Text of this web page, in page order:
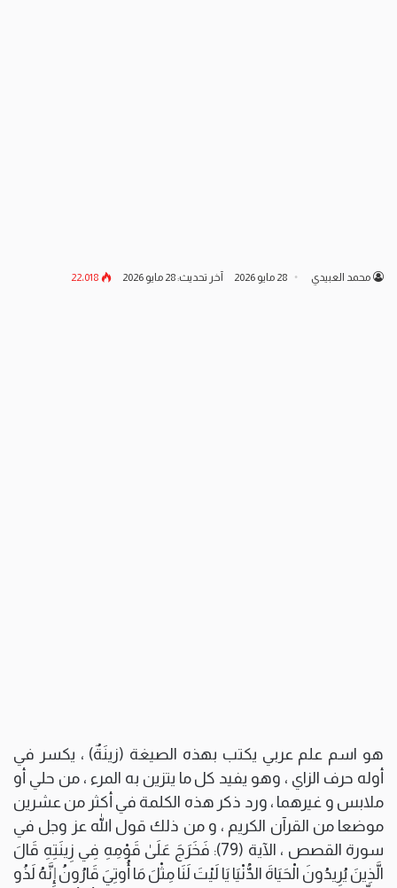
محمد العبيدي 28 مايو 2026 آخر تحديث: 28 مايو 2026 22٬018
هو اسم علم عربي يكتب بهذه الصيغة (زينَةٌ) ، يكسر في
أوله حرف الزاي ، وهو يفيد كل ما يتزين به المرء ، من حلي أو
ملابس و غيرهما ، ورد ذكر هذه الكلمة في أكثر من عشرين
موضعا من القرآن الكريم ، و من ذلك قول الله عز وجل في
سورة القصص ، الآية (79): فَخَرَجَ عَلَىٰ قَوْمِهِ فِي زِينَتِهِ قَالَ
الَّذِينَ يُرِيدُونَ الْحَيَاةَ الدُّنْيَا يَا لَيْتَ لَنَا مِثْلَ مَا أُوتِيَ قَارُونُ إِنَّهُ لَذُو